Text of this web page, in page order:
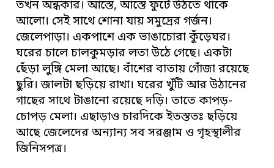
তখন অন্ধকার। আস্তে, আস্তে ফুটে উঠতে থাকে
আলো। সেই সাথে শোনা যায় সমুদ্রের গর্জন।
জেলেপাড়া। একপাশে এক ভাঙাচোরা কুঁড়েঘর।
ঘরের চালে চালকুমড়ার লতা উঠে গেছে। একটা
ছেঁড়া লুঙ্গি মেলা আছে। বাঁশের বাতায় গোঁজা রয়েছে
ছুরি। জালটা ছড়িয়ে রাখা। ঘরের খুঁটি আর উঠানের
গাছের সাথে টাঙানো রয়েছে দড়ি। তাতে কাপড়-
চোপড় মেলা। এছাড়াও চারদিকে ইতস্ততঃ ছড়িয়ে
আছে জেলেদের অন্যান্য সব সরঞ্জাম ও গৃহস্থালীর
জিনিসপত্র।